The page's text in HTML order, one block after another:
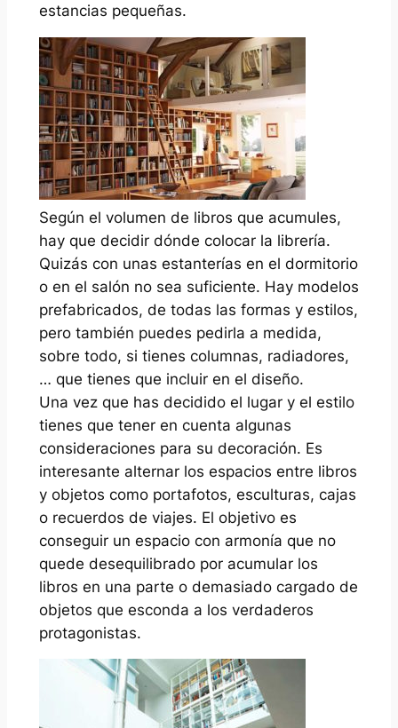
estancias pequeñas.
Según el volumen de libros que acumules,
hay que decidir dónde colocar la librería.
Quizás con unas estanterías en el dormitorio
o en el salón no sea suficiente. Hay modelos
prefabricados, de todas las formas y estilos,
pero también puedes pedirla a medida,
sobre todo, si tienes columnas, radiadores,
… que tienes que incluir en el diseño.
Una vez que has decidido el lugar y el estilo
tienes que tener en cuenta algunas
consideraciones para su decoración. Es
interesante alternar los espacios entre libros
y objetos como portafotos, esculturas, cajas
o recuerdos de viajes. El objetivo es
conseguir un espacio con armonía que no
quede desequilibrado por acumular los
libros en una parte o demasiado cargado de
objetos que esconda a los verdaderos
protagonistas.